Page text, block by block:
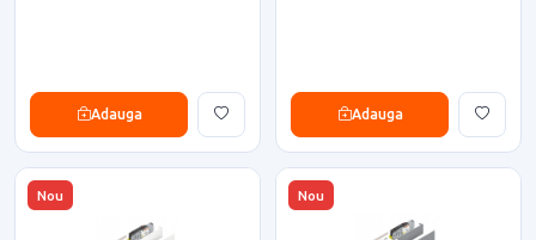
Adauga Adauga
Nou Nou